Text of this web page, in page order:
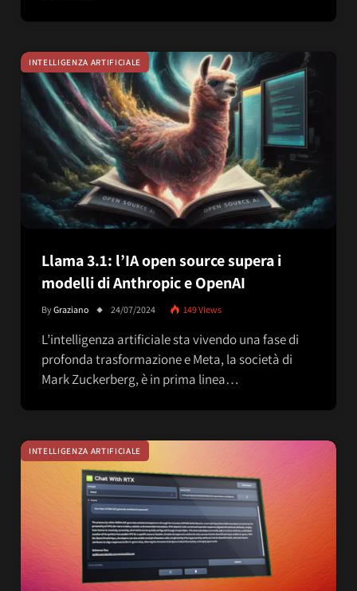
INTELLIGENZA ARTIFICIALE
Llama 3.1: l’IA open source supera i
modelli di Anthropic e OpenAI
ByGraziano 24/07/2024 149Views
L’intelligenza artificiale sta vivendo una fase di
profonda trasformazione e Meta, la società di
Mark Zuckerberg, è in prima linea…
INTELLIGENZA ARTIFICIALE